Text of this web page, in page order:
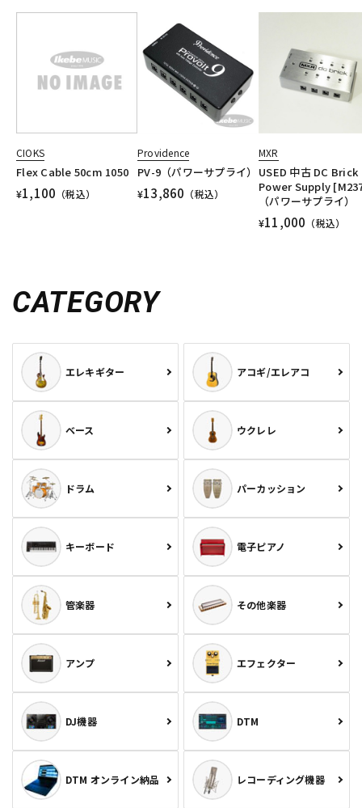
CIOKS
Flex Cable 50cm 1050
¥1,100 （税込）
Providence
PV-9（パワーサプライ）
¥13,860 （税込）
MXR
USED 中古 DC Brick
Power Supply
（パワーサプライ）
¥11,000 （税込）
CATEGORY
エレキギター アコギ/エレアコ
ベース ウクレレ
ドラム パーカッション
キーボード 電子ピアノ
管楽器 その他楽器
アンプ エフェクター
DJ機器 DTM
DTM オンライン納品 レコーディング機器